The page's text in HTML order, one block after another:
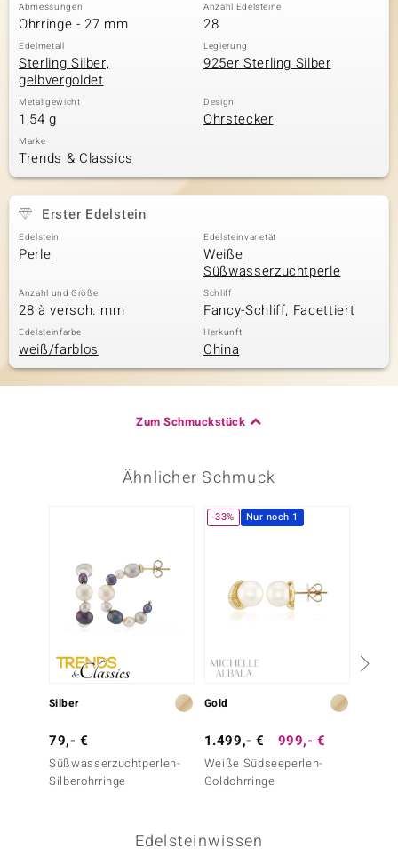
Abmessungen
Ohrringe - 27 mm
Anzahl Edelsteine
28
Edelmetall
Sterling Silber,
gelbvergoldet
Legierung
925er Sterling Silber
Metallgewicht
1,54 g
Design
Ohrstecker
Marke
Trends & Classics
Erster Edelstein
Edelstein
Perle
Edelsteinvarietät
Weiße
Süßwasserzuchtperle
Anzahl und Größe
28 à versch. mm
Schliff
Fancy-Schliff, Facettiert
Edelsteinfarbe
weiß/farblos
Herkunft
China
Zum Schmuckstück
Ähnlicher Schmuck
Silber
79,- €
Süßwasserzuchtperlen-
Silberohrringe
-33% Nur noch 1
Gold
1.499,- € 999,- €
Weiße Südseeperlen-
Goldohrringe
Edelsteinwissen